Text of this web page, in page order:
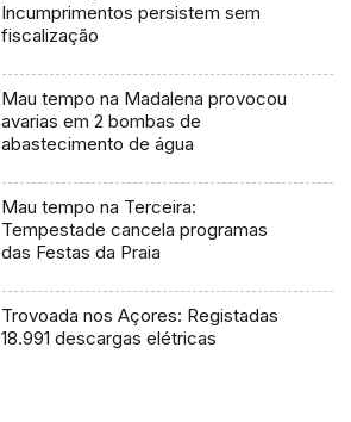
Incumprimentos persistem sem
fiscalização
Mau tempo na Madalena provocou
avarias em 2 bombas de
abastecimento de água
Mau tempo na Terceira:
Tempestade cancela programas
das Festas da Praia
Trovoada nos Açores: Registadas
18.991 descargas elétricas